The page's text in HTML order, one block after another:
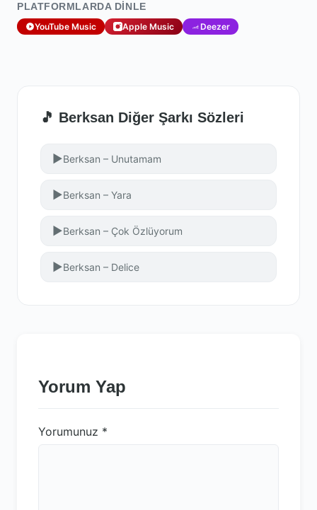
PLATFORMLARDA DINLE
YouTube Music Apple Music Deezer
🎵 Berksan Diğer Şarkı Sözleri
▶Berksan – Unutamam
▶Berksan – Yara
▶Berksan – Çok Özlüyorum
▶Berksan – Delice
Yorum Yap
Yorumunuz *